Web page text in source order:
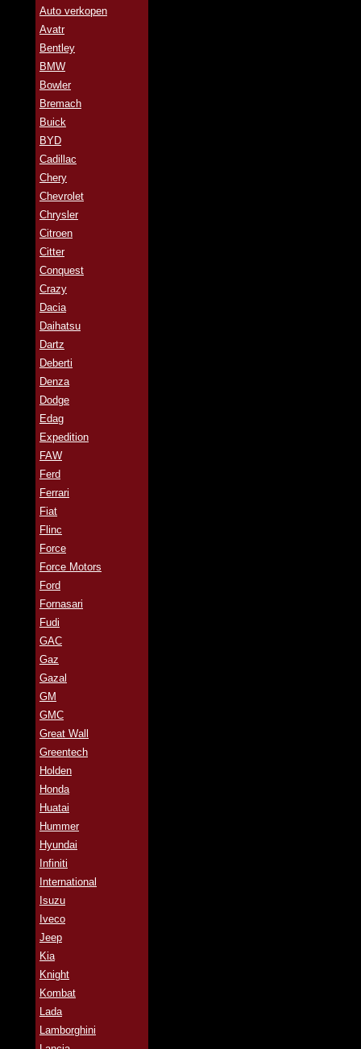
Auto verkopen
Avatr
Bentley
BMW
Bowler
Bremach
Buick
BYD
Cadillac
Chery
Chevrolet
Chrysler
Citroen
Citter
Conquest
Crazy
Dacia
Daihatsu
Dartz
Deberti
Denza
Dodge
Edag
Expedition
FAW
Ferd
Ferrari
Fiat
Flinc
Force
Force Motors
Ford
Fornasari
Fudi
GAC
Gaz
Gazal
GM
GMC
Great Wall
Greentech
Holden
Honda
Huatai
Hummer
Hyundai
Infiniti
International
Isuzu
Iveco
Jeep
Kia
Knight
Kombat
Lada
Lamborghini